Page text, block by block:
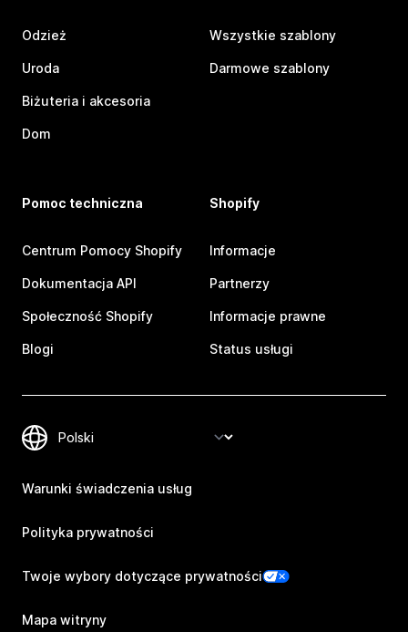
Odzież
Uroda
Biżuteria i akcesoria
Dom
Wszystkie szablony
Darmowe szablony
Pomoc techniczna
Centrum Pomocy Shopify
Dokumentacja API
Społeczność Shopify
Blogi
Shopify
Informacje
Partnerzy
Informacje prawne
Status usługi
Warunki świadczenia usług
Polityka prywatności
Twoje wybory dotyczące prywatności
Mapa witryny